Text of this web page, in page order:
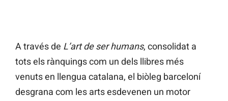
A través de L’art de ser humans, consolidat a
tots els rànquings com un dels llibres més
venuts en llengua catalana, el biòleg barceloní
desgrana com les arts esdevenen un motor